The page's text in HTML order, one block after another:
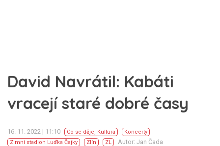
David Navrátil: Kabáti
vracejí staré dobré časy
16. 11. 2022 | 11:10 Co se děje, Kultura
Koncerty
Zimní stadion Luďka Čajky
Zlín ZL Autor: Jan Čada